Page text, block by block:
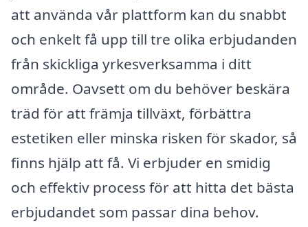
att använda vår plattform kan du snabbt
och enkelt få upp till tre olika erbjudanden
från skickliga yrkesverksamma i ditt
område. Oavsett om du behöver beskära
träd för att främja tillväxt, förbättra
estetiken eller minska risken för skador, så
finns hjälp att få. Vi erbjuder en smidig
och effektiv process för att hitta det bästa
erbjudandet som passar dina behov.